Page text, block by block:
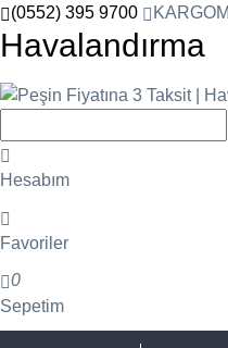
(0552) 395 9700
Havalandırma
Hesabım
Favoriler
0
Sepetim